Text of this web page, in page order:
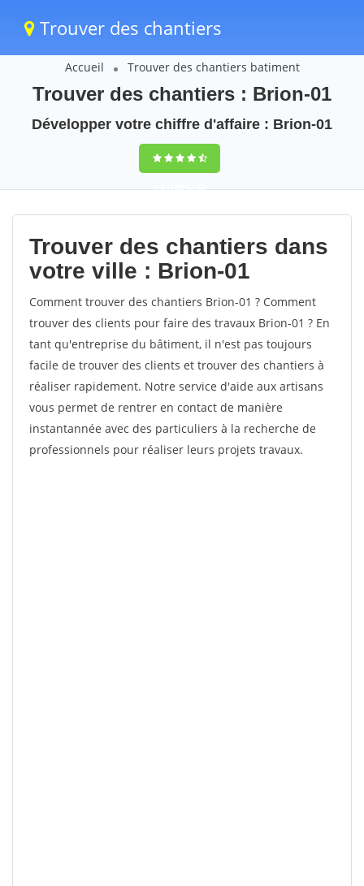
Trouver des chantiers
Accueil Trouver des chantiers batiment
Trouver des chantiers : Brion-01
Développer votre chiffre d'affaire : Brion-01
9,5(100%)62
votes
Trouver des chantiers dans
votre ville : Brion-01
Comment trouver des chantiers Brion-01 ? Comment
trouver des clients pour faire des travaux Brion-01 ? En
tant qu'entreprise du bâtiment, il n'est pas toujours
facile de trouver des clients et trouver des chantiers à
réaliser rapidement. Notre service d'aide aux artisans
vous permet de rentrer en contact de manière
instantannée avec des particuliers à la recherche de
professionnels pour réaliser leurs projets travaux.